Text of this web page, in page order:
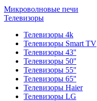
Микроволновые печи
Телевизоры
Телевизоры 4k
Телевизоры Smart TV
Телевизоры 43''
Телевизоры 50''
Телевизоры 55''
Телевизоры 65''
Телевизоры Haier
Телевизоры LG